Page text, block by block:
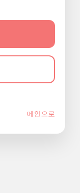
메인으로